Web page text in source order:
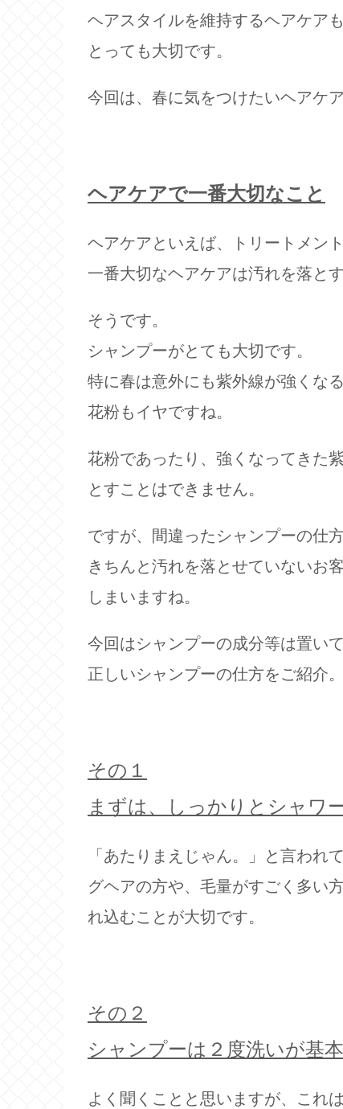
ヘアスタイルを維持するヘアケアも
とっても大切です。
今回は、春に気をつけたいヘアケ
ヘアケアで一番大切なこと
ヘアケアといえば、トリートメン
一番大切なヘアケアは汚れを落とす
そうです。
シャンプーがとても大切です。
特に春は意外にも紫外線が強くなる
花粉もイヤですね。
花粉であったり、強くなってきた
とすことはできません。
ですが、間違ったシャンプーの仕
きちんと汚れを落とせていないお
しまいますね。
今回はシャンプーの成分等は置い
正しいシャンプーの仕方をご紹介。
その１
まずは、しっかりとシャワ
「あたりまえじゃん。」と言われ
グヘアの方や、毛量がすごく多い
れ込むことが大切です。
その２
シャンプーは２度洗いが基本
よく聞くことと思いますが、これ